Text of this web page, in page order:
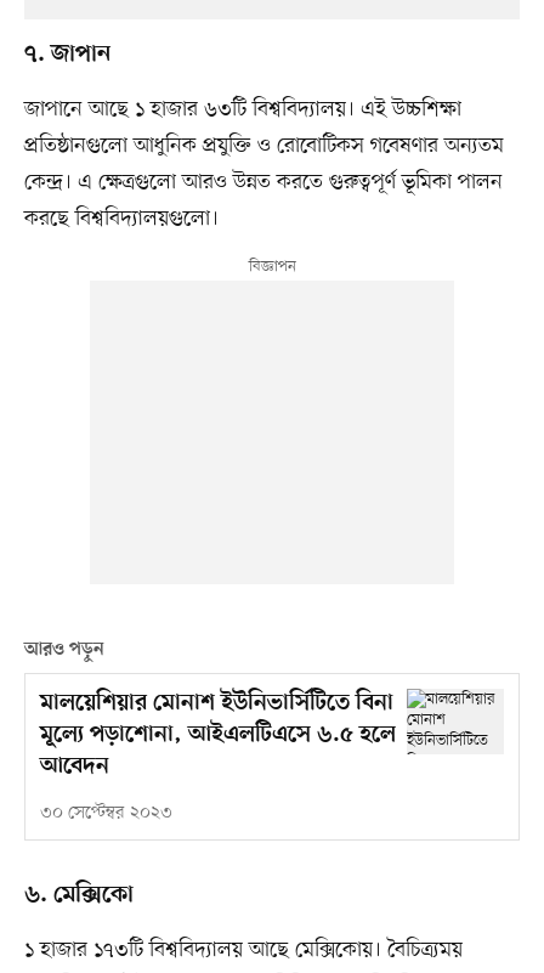
৭. জাপান
জাপানে আছে ১ হাজার ৬৩টি বিশ্ববিদ্যালয়। এই উচ্চশিক্ষা
প্রতিষ্ঠানগুলো আধুনিক প্রযুক্তি ও রোবোটিকস গবেষণার অন্যতম
কেন্দ্র। এ ক্ষেত্রগুলো আরও উন্নত করতে গুরুত্বপূর্ণ ভূমিকা পালন
করছে বিশ্ববিদ্যালয়গুলো।
আরও পড়ুন
মালয়েশিয়ার মোনাশ ইউনিভার্সিটিতে বিনা
মূল্যে পড়াশোনা, আইএলটিএসে ৬.৫ হলে
আবেদন
৩০ সেপ্টেম্বর ২০২৩
৬. মেক্সিকো
১ হাজার ১৭৩টি বিশ্ববিদ্যালয় আছে মেক্সিকোয়। বৈচিত্র্যময়